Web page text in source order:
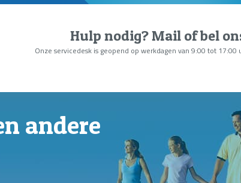
Hulp nodig?Mail of bel
Onze servicedesk is geopend op werkdagen van 9:00 tot 17:00
andere